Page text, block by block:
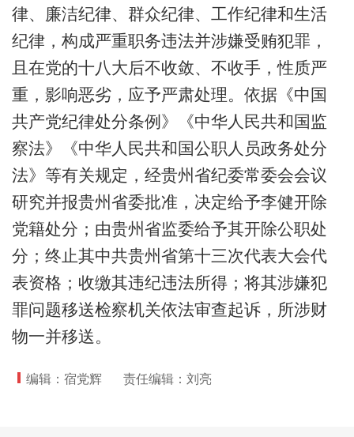
律、廉洁纪律、群众纪律、工作纪律和生活
纪律，构成严重职务违法并涉嫌受贿犯罪，
且在党的十八大后不收敛、不收手，性质严
重，影响恶劣，应予严肃处理。依据《中国
共产党纪律处分条例》《中华人民共和国监
察法》《中华人民共和国公职人员政务处分
法》等有关规定，经贵州省纪委常委会会议
研究并报贵州省委批准，决定给予李健开除
党籍处分；由贵州省监委给予其开除公职处
分；终止其中共贵州省第十三次代表大会代
表资格；收缴其违纪违法所得；将其涉嫌犯
罪问题移送检察机关依法审查起诉，所涉财
物一并移送。
编辑：宿党辉 责任编辑：刘亮